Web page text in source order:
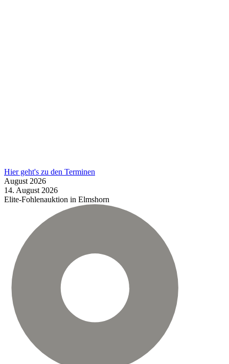
Hier geht's zu den Terminen
August 2026
14. August 2026
Elite-Fohlenauktion in Elmshorn